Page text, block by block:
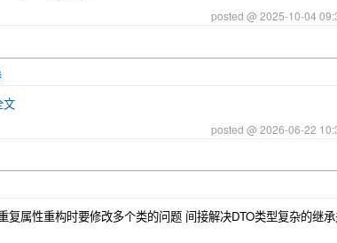
posted @ 2025-10-04
文
posted @ 2026-06-22
属性重构时要修改多个类的问题 间接解决DTO类型复杂的继